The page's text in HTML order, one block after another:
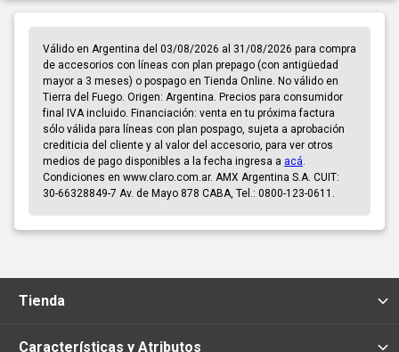
Válido en Argentina del 03/08/2026 al 31/08/2026 para compra
de accesorios con líneas con plan prepago (con antigüedad
mayor a 3 meses) o pospago en Tienda Online. No válido en
Tierra del Fuego. Origen: Argentina. Precios para consumidor
final IVA incluido. Financiación: venta en tu próxima factura
sólo válida para líneas con plan pospago, sujeta a aprobación
crediticia del cliente y al valor del accesorio, para ver otros
medios de pago disponibles a la fecha ingresa a acá
Condiciones en www.claro.com.ar. AMX Argentina S.A. CUIT:
30-66328849-7 Av. de Mayo 878 CABA, Tel.: 0800-123-0611.
Tienda
Características y Atributos